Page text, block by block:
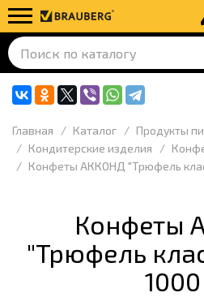
Главная Каталог
Продукты
Кондитерские изделия
Конфеты АККОНД "Трюфель
Конфеты
"Трюфель
1000